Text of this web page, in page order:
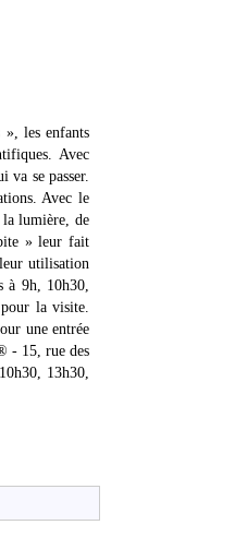
les enfants
Avec
va se passer.
Avec le
la lumière, de
» leur fait
utilisation
à 9h, 10h30,
la visite.
une entrée
- 15, rue des
13h30,